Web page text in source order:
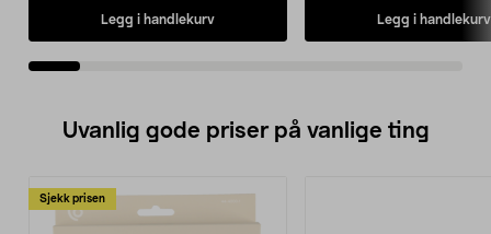
Legg i handlekurv Legg i handlekurv
Uvanlig gode priser på vanlige ting
Sjekk prisen